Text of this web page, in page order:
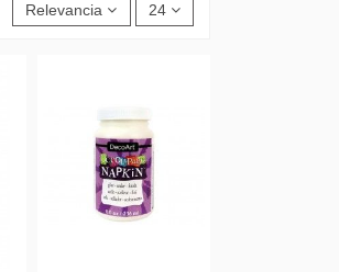
Relevancia 24